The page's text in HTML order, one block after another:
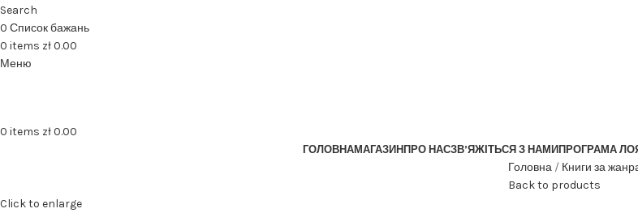
Search
0 Список бажань
0 items zł0.00
Меню
0 items zł0.00
ГОЛОВНАМАГАЗИН ПРО НАСЗВ’ЯЖІТЬСЯ З НАМИ ПРОГРАМА
Click to enlarge
Головна Книги за
Back to products